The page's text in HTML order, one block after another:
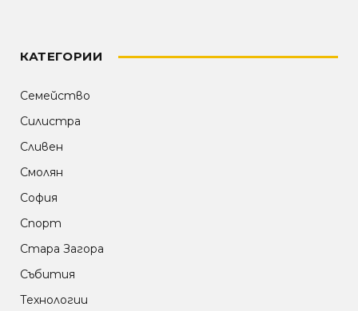
КАТЕГОРИИ
Семейство
Силистра
Сливен
Смолян
София
Спорт
Стара Загора
Събития
Технологии